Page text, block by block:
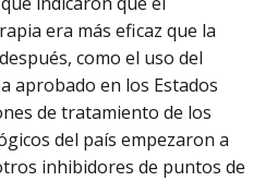
era más eficaz que la
como el uso del
aprobado en los Estados
de tratamiento de los
del país empezaron a
inhibidores de puntos de